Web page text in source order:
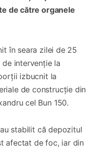
de către organele
în seara zilei de 25
intervenție la
izbucnit la
de construcție din
cel Bun 150.
stabilit că depozitul
afectat de foc, iar din